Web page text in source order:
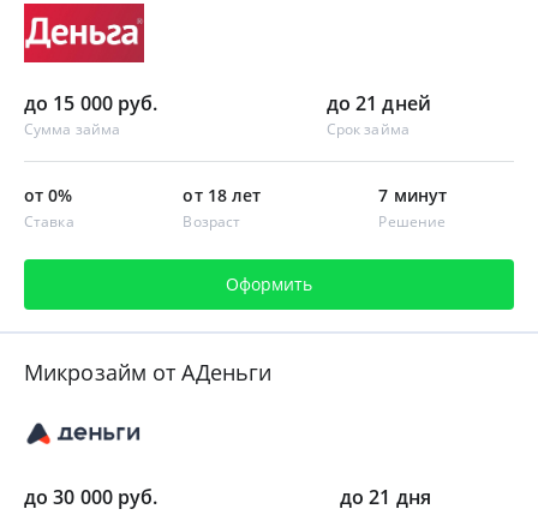
до 15 000 руб.
Сумма займа
до 21 дней
Срок займа
от 0%
Ставка
от 18 лет
Возраст
7 минут
Решение
Оформить
Микрозайм от АДеньги
до 30 000 руб. до 21 дня